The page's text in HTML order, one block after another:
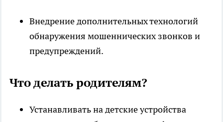
Внедрение дополнительных технологий
обнаружения мошеннических звонков и
предупреждений.
Что делать родителям?
Устанавливать на детские устройства